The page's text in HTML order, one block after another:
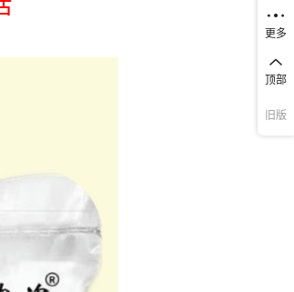
更多
顶部
旧版